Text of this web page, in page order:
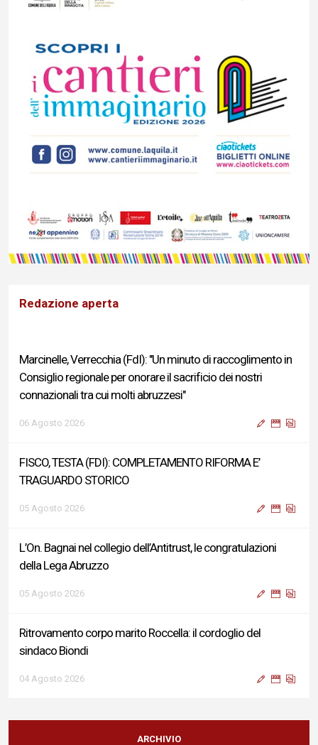
Redazione aperta
Marcinelle, Verrecchia (FdI): "Un minuto di raccoglimento in
Consiglio regionale per onorare il sacrificio dei nostri
connazionali tra cui molti abruzzesi"
06 Agosto 2026
FISCO, TESTA (FDI): COMPLETAMENTO RIFORMA E’
TRAGUARDO STORICO
05 Agosto 2026
L’On. Bagnai nel collegio dell’Antitrust, le congratulazioni
della Lega Abruzzo
05 Agosto 2026
Ritrovamento corpo marito Roccella: il cordoglio del
sindaco Biondi
04 Agosto 2026
Reddito di Cittadinanza, Testa (FdI): Presentata interpellanza
su criticità persistenti ed effetti sulle politiche di sviluppo del
ARCHIVIO